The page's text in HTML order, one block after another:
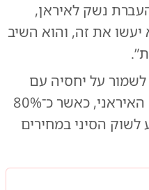
נשק לאיראן,
את זה, והוא השיב
לשמור על יחסיה עם
איראן גם בשל התלות בנפט האיראני, כאשר כ־80%
הסיני במחירים